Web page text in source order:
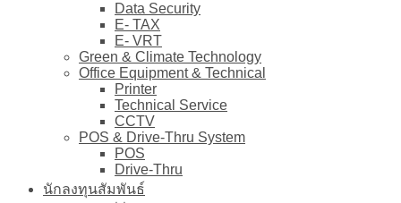
Data Security
E- TAX
E- VRT
Green & Climate Technology
Office Equipment & Technical
Printer
Technical Service
CCTV
POS & Drive-Thru System
POS
Drive-Thru
นักลงทุนสัมพันธ์